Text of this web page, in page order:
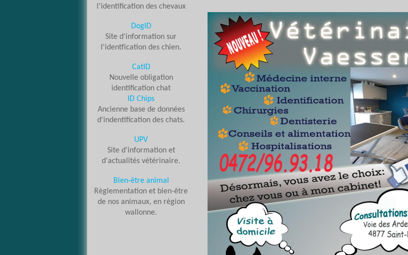
l'identification des chevaux
DogID
Site d'information sur
l'identfication des chien.
CatID
Nouvelle obligation
identification chat
ID Chips
Ancienne base de données
d'indentification des chats.
UPV
Site d'information et
d'actualités vétérinaire.
Bien-être animal
Règlementation et bien-être
de nos animaux, en région
wallonne.